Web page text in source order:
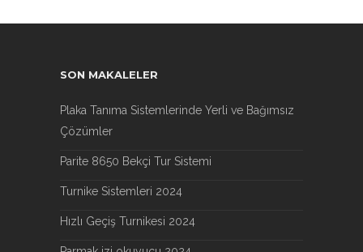
SON MAKALELER
Plaka Tanıma Sistemlerinde Yerli ve Bağımsız
Çözümler
Parite 8650 Bekçi Tur Sistemi
Turnike Sistemleri 2024
Hızlı Geçiş Turnikesi 2024